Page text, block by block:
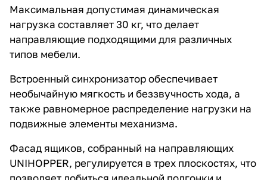
Максимальная допустимая динамическая
нагрузка составляет 30 кг, что делает
направляющие подходящими для различных
типов мебели.
Встроенный синхронизатор обеспечивает
необычайную мягкость и беззвучность хода, а
также равномерное распределение нагрузки на
подвижные элементы механизма.
Фасад ящиков, собранный на направляющих
UNIHOPPER, регулируется в трех плоскостях, что